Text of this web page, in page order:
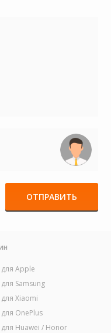
ОТПРАВИТЬ
Apple
Samsung
Xiaomi
OnePlus
Huawei / Honor